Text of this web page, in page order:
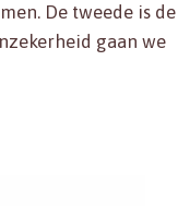
De tweede is de
gaan we